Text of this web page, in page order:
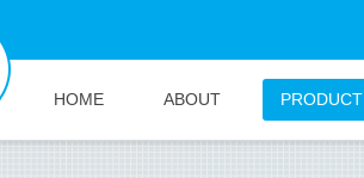
HOME ABOUT PRODUCT